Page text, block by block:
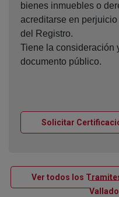
bienes inmuebles o
acreditarse en
del Registro.
Tiene la consideración
documento público.
Solicitar
Ver todos los